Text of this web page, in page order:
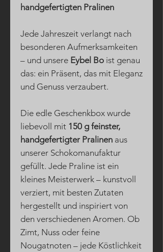
handgefertigten Pralinen
Jede Jahreszeit verlangt nach
besonderen Aufmerksamkeiten
– und unsere Eybel Bo ist genau
das: ein Präsent, das mit Eleganz
und Genuss verzaubert.
Die edle Geschenkbox wurde
liebevoll mit 150 g feinster,
handgefertigter Pralinen aus
unserer Schokomanufaktur
gefüllt. Jede Praline ist ein
kleines Meisterwerk – kunstvoll
verziert, mit besten Zutaten
hergestellt und inspiriert von
den verschiedenen Aromen. Ob
Zimt, Nuss oder feine
Nougatnoten – jede Köstlichkeit